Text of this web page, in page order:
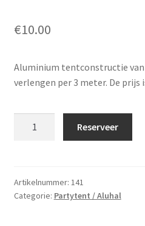
€10.00
Aluminium tentconstructie van
verlengen per 3 meter. De prijs
breed
aantal
Reserveer
Artikelnummer: 141
Categorie: Partytent / Aluhal